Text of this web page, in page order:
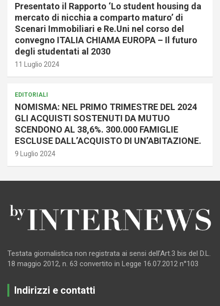
Presentato il Rapporto ‘Lo student housing da
mercato di nicchia a comparto maturo’ di
Scenari Immobiliari e Re.Uni nel corso del
convegno ITALIA CHIAMA EUROPA – Il futuro
degli studentati al 2030
11 Luglio 2024
EDITORIALI
NOMISMA: NEL PRIMO TRIMESTRE DEL 2024
GLI ACQUISTI SOSTENUTI DA MUTUO
SCENDONO AL 38,6%. 300.000 FAMIGLIE
ESCLUSE DALL’ACQUISTO DI UN’ABITAZIONE.
9 Luglio 2024
Testata giornalistica non registrata ai sensi dell’Art.3 bis del D.L.
18 maggio 2012, n. 63 convertito in Legge 16.07.2012 n°103
Indirizzi e contatti